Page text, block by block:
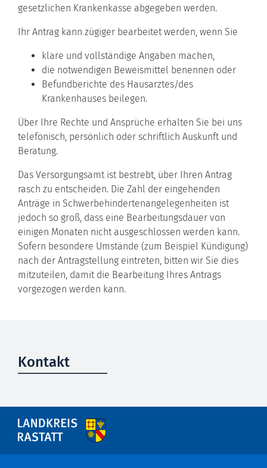
gesetzlichen Krankenkasse abgegeben werden.
Ihr Antrag kann zügiger bearbeitet werden, wenn Sie
klare und vollständige Angaben machen,
die notwendigen Beweismittel benennen oder
Befundberichte des Hausarztes/des
Krankenhauses beilegen.
Über Ihre Rechte und Ansprüche erhalten Sie bei uns
telefonisch, persönlich oder schriftlich Auskunft und
Beratung.
Das Versorgungsamt ist bestrebt, über Ihren Antrag
rasch zu entscheiden. Die Zahl der eingehenden
Anträge in Schwerbehindertenangelegenheiten ist
jedoch so groß, dass eine Bearbeitungsdauer von
einigen Monaten nicht ausgeschlossen werden kann.
Sofern besondere Umstände (zum Beispiel Kündigung)
nach der Antragstellung eintreten, bitten wir Sie dies
mitzuteilen, damit die Bearbeitung Ihres Antrags
vorgezogen werden kann.
Kontakt